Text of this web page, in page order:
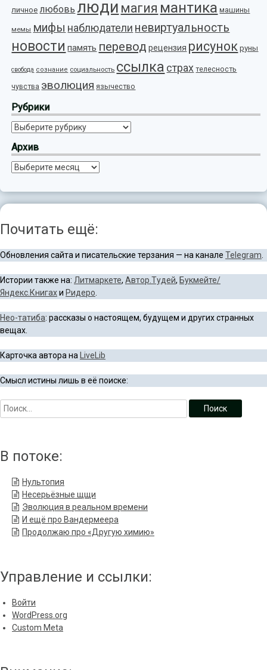
личное любовь люди магия мантика машины
мемы мифы наблюдатели невиртуальность
новости память перевод рецензия рисунок руны
свобода сознание социальность ссылка страх телесность
чувства эволюция язычество
Рубрики
Рубрики
Архив
Архив
Почитать ещё:
Обновления сайта и писательские терзания — на канале Telegram
Истории также на: Литмаркете, Автор.Тудей, Букмейте/
Яндекс.Книгахи Ридеро
Нео-татиба: рассказы о настоящем, будущем и других странных
вещах.
Карточка автора на LiveLib
Смысл истины лишь в её поиске:
В потоке:
Нультопия
Несерьёзные щщи
Эволюция в реальном времени
И ещё про Вандермеера
Продолжаю про «Другую химию»
Управление и ссылки:
Войти
WordPress.org
Custom Meta